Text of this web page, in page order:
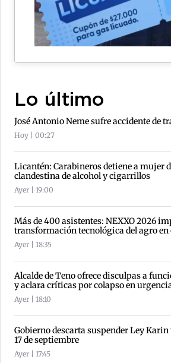
Lo último
José Antonio Neme sufre accidente de
Hoy | 00:27
Licantén: Carabineros detiene a mujer
clandestina de alcohol y cigarrillos
Ayer | 19:00
Más de 400 asistentes: NEXXO 2026
transformación tecnológica del agro en
Ayer | 18:35
Alcalde de Teno ofrece disculpas a
y aclara críticas por colapso en
Ayer | 18:10
Gobierno descarta suspender Ley
17 de septiembre
Ayer | 17:45